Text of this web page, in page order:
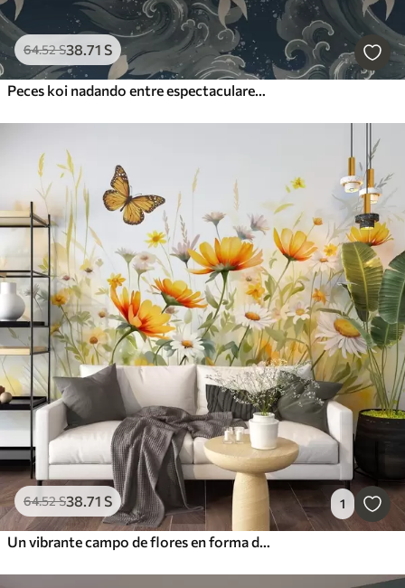
64.52S38.71 S
Peces koi nadando entre espectaculares olas oceánicas
64.52S38.71 S 1
Un vibrante campo de flores en forma de acuarela con flores naranjas y amarillas y una mariposa sobre las flores